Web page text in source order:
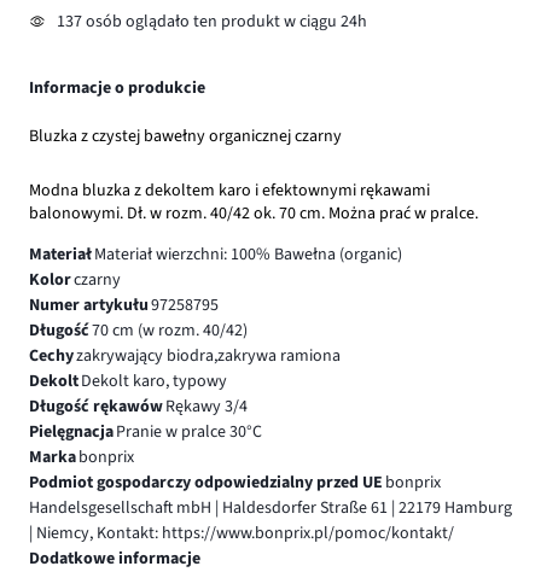
137 osób oglądało ten produkt w ciągu 24h
Informacje o produkcie
Bluzka z czystej bawełny organicznej czarny
Modna bluzka z dekoltem karo i efektownymi rękawami
balonowymi. Dł. w rozm. 40/42 ok. 70 cm. Można prać w pralce.
MateriałMateriał wierzchni: 100% Bawełna (organic)
Kolorczarny
Numer artykułu97258795
Długość70 cm (w rozm. 40/42)
Cechyzakrywający biodra,zakrywa ramiona
DekoltDekolt karo, typowy
Długość rękawówRękawy 3/4
PielęgnacjaPranie w pralce 30°C
Markabonprix
Podmiot gospodarczy odpowiedzialny przed UE bonprix
Handelsgesellschaft mbH | Haldesdorfer Straße 61 | 22179 Hamburg
| Niemcy, Kontakt: https://www.bonprix.pl/pomoc/kontakt/
Dodatkowe informacje